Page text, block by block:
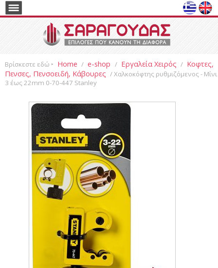
Βρίσκεστε εδώ ‣ Home / e-shop / Εργαλεία Χειρός / Κοφτες,
Πενσες, Πενσοειδή, Κάβουρες / Χαλκοκόφτης ρυθμιζόμενος - Μίνι
3 έως 22mm 0-70-447 Stanley